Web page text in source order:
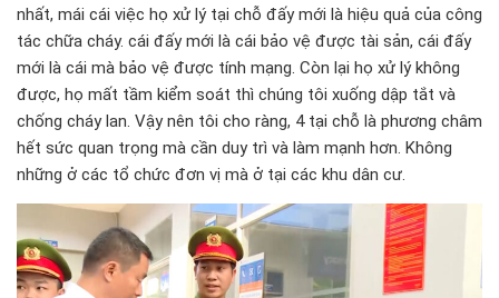
nhất, mái cái việc họ xử lý tại chỗ đấy mới là hiệu quả của công
tác chữa cháy. cái đấy mới là cái bảo vệ được tài sản, cái đấy
mới là cái mà bảo vệ được tính mạng. Còn lại họ xử lý không
được, họ mất tầm kiểm soát thì chúng tôi xuống dập tắt và
chống cháy lan. Vậy nên tôi cho ràng, 4 tại chỗ là phương châm
hết sức quan trọng mà cần duy trì và làm mạnh hơn. Không
những ở các tổ chức đơn vị mà ở tại các khu dân cư.